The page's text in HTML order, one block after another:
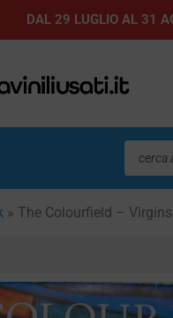
DAL 29 LUGLIO AL 31
Ricerca
prodotti
» The Colourfield –